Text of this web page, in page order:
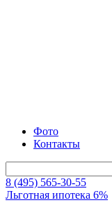
Фото
Контакты
8 (495) 565-30-55
Льготная ипотека 6%